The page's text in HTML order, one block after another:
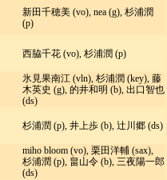
新田千穂美 (vo), nea (g), 杉浦潤
(p)
西脇千花 (vo), 杉浦潤 (p)
氷見果南江 (vln), 杉浦潤 (key), 藤
木英史 (g), 的井和明 (b), 出口智也
(ds)
杉浦潤 (p), 井上歩 (b), 辻川郷 (ds)
miho bloom (vo), 栗田洋輔 (sax),
杉浦潤 (p), 畠山令 (b), 三夜陽一郎
(ds)